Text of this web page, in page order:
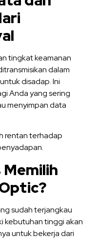
tingkat keamanan
dalam
disadap. Ini
Anda yang sering
menyimpan data
rentan terhadap
Memilih
sudah terjangkau
kebutuhan tinggi akan
untuk bekerja dari